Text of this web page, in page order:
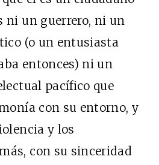
ni un guerrero, ni un
(o un entusiasta
entonces) ni un
pacífico que
con su entorno, y
y los
con su sinceridad